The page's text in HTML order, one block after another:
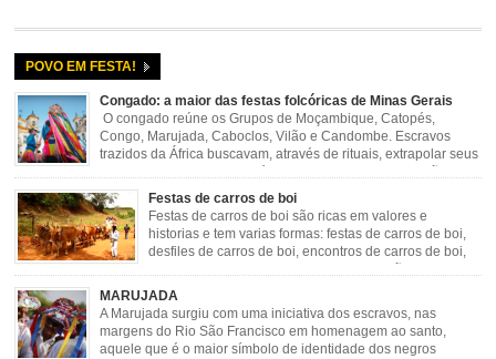
POVO EM FESTA!
Congado: a maior das festas folcóricas de Minas Gerais
O congado reúne os Grupos de Moçambique, Catopés,
Congo, Marujada, Caboclos, Vilão e Candombe. Escravos
trazidos da África buscavam, através de rituais, extrapolar seus
sentimentos e culto a sua fé. O Congado nasceu da fusão
destes ritos com a religião católica, imposta aos negros pela Igreja, surgindo
novas histórias que envolviam, sobretudo, Nossa Senhora do […]
Festas de carros de boi
Festas de carros de boi são ricas em valores e
historias e tem varias formas: festas de carros de boi,
desfiles de carros de boi, encontros de carros de boi,
de boi, carreteada, carreiros, candeeiros, boiadas, carapinas, artesãos,
exposição agropecuária, ou seja é um ponto forte […]
MARUJADA
A Marujada surgiu com uma iniciativa dos escravos, nas
margens do Rio São Francisco em homenagem ao santo,
aquele que é o maior símbolo de identidade dos negros